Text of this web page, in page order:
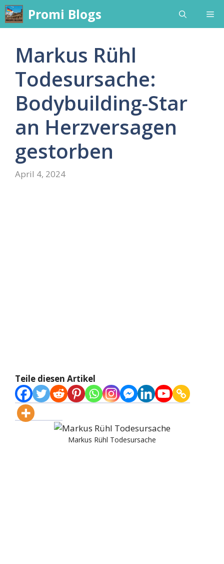
Skip
to
content
Promi Blogs
Markus Rühl
Todesursache:
Bodybuilding-Star
an Herzversagen
gestorben
April 4, 2024
Teile diesen Artikel
Markus Rühl Todesursache